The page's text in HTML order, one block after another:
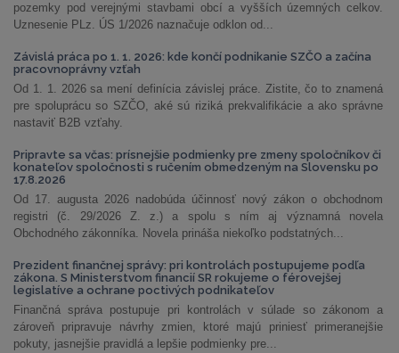
pozemky pod verejnými stavbami obcí a vyšších územných celkov.
Uznesenie PLz. ÚS 1/2026 naznačuje odklon od...
Závislá práca po 1. 1. 2026: kde končí podnikanie SZČO a začína
pracovnoprávny vzťah
Od 1. 1. 2026 sa mení definícia závislej práce. Zistite, čo to znamená
pre spoluprácu so SZČO, aké sú riziká prekvalifikácie a ako správne
nastaviť B2B vzťahy.
Pripravte sa včas: prísnejšie podmienky pre zmeny spoločníkov či
konateľov spoločnosti s ručením obmedzeným na Slovensku po
17.8.2026
Od 17. augusta 2026 nadobúda účinnosť nový zákon o obchodnom
registri (č. 29/2026 Z. z.) a spolu s ním aj významná novela
Obchodného zákonníka. Novela prináša niekoľko podstatných...
Prezident finančnej správy: pri kontrolách postupujeme podľa
zákona. S Ministerstvom financií SR rokujeme o férovejšej
legislatíve a ochrane poctivých podnikateľov
Finančná správa postupuje pri kontrolách v súlade so zákonom a
zároveň pripravuje návrhy zmien, ktoré majú priniesť primeranejšie
pokuty, jasnejšie pravidlá a lepšie podmienky pre...